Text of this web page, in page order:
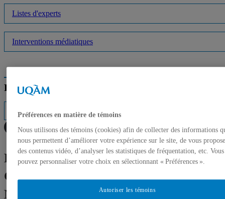
Listes d'experts
Interventions médiatiques
Répertoire des professeurs
Éloges de l’image manquante: la
Galerie de l’UQAM s’unit à
MOMENTA Biennale d’art
Préférences en matière de témoins
Nous utilisons des témoins (cookies) afin de collecter des informations
nous permettent d’améliorer votre expérience sur le site, de vous
des contenus vidéo, d’analyser les statistiques de fréquentation, etc. Vous
pouvez personnaliser votre choix en sélectionnant « Préférences ».
Autoriser les témoins